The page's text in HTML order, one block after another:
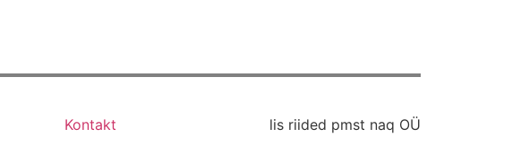
Kontakt lis riided pmst naq OÜ